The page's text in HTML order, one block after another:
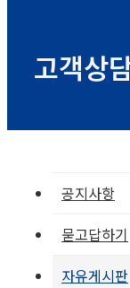
고객상
공지사항
묻고답하기
자유게시판